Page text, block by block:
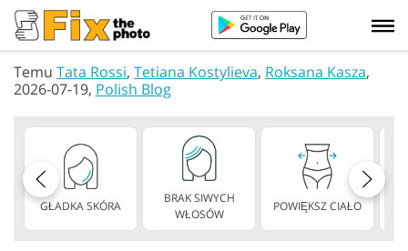
Temu Tata Rossi, Tetiana Kostylieva, Roksana Kasza,
2026-07-19, Polish Blog
GŁADKA SKÓRA
BRAK SIWYCH
WŁOSÓW
POWIĘKSZ CIAŁO